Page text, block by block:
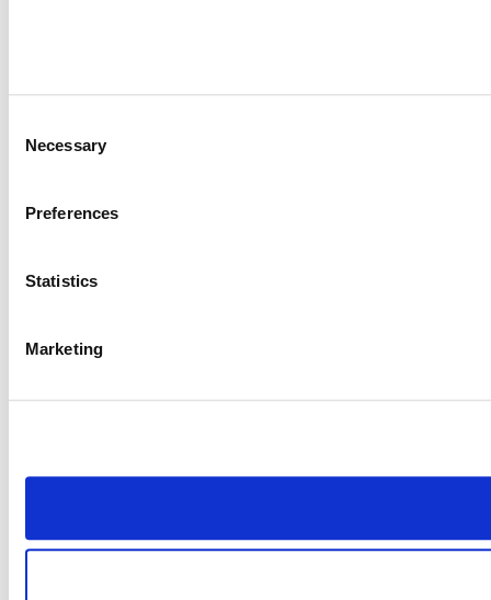
Selection
Necessary
Preferences
Statistics
Marketing